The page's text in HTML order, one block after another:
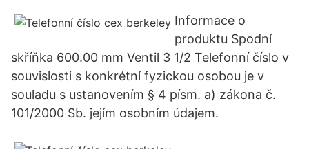
Informace o
produktu Spodní
skříňka 600.00 mm Ventil 3 1/2 Telefonní číslo v
souvislosti s konkrétní fyzickou osobou je v
souladu s ustanovením § 4 písm. a) zákona č.
101/2000 Sb. jejím osobním údajem.